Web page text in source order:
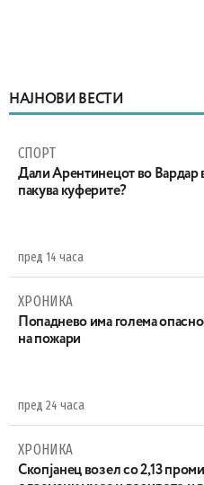
НАЈНОВИ ВЕСТИ
СПОРТ
Дали Арентинецот во Вардар
пакува куферите?
пред 14 часа
ХРОНИКА
Попаднево има голема
на пожари
пред 24 часа
ХРОНИКА
Скопјанец возел со 2,13